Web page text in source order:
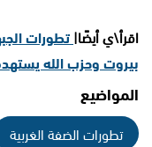
اقرأ\ي أيضًا|تطورات
بيروت وحزب الله
المواضيع
تطورات الضفة الغربية